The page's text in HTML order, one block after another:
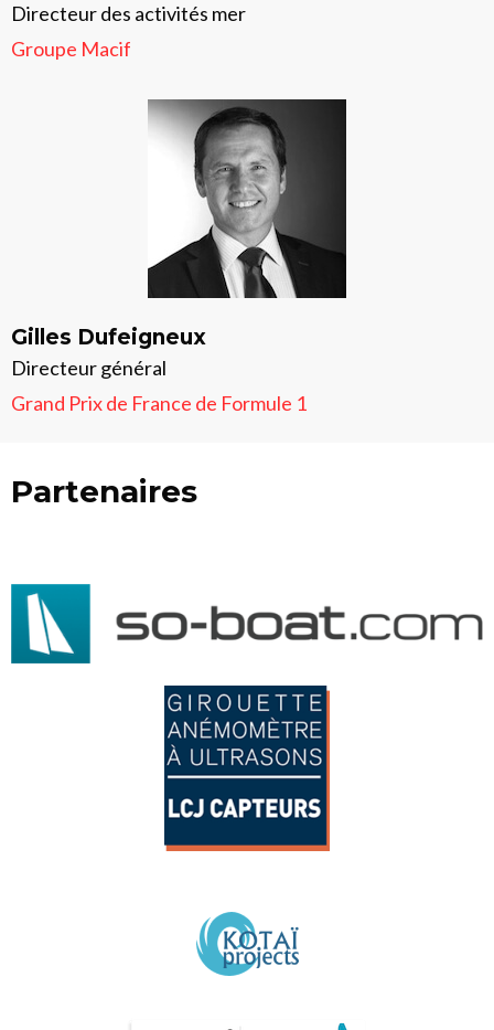
Directeur des activités mer
Groupe Macif
Gilles Dufeigneux
Directeur général
Grand Prix de France de Formule 1
Partenaires